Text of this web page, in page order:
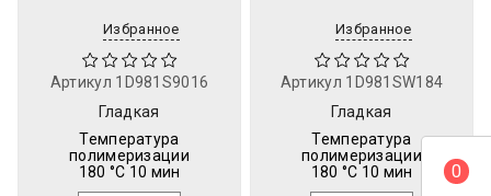
Избранное
Артикул 1D981S9016
Гладкая
Температура
полимеризации
180 °C 10 мин
Избранное
Артикул 1D981SW184
Гладкая
Температура
полимеризации
180 °C 10 мин
0